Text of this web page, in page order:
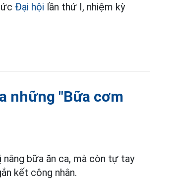
Đại hội lần thứ I, nhiệm kỳ
những "Bữa cơm
bữa ăn ca, mà còn tự tay
kết công nhân.